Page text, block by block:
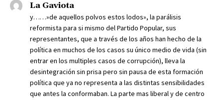
La Gaviota
y……»de aquellos polvos estos lodos», la parálisis
reformista para si mismo del Partido Popular, sus
representantes, que a través de los años han hecho de la
política en muchos de los casos su único medio de vida (sin
entrar en los multiples casos de corrupción), lleva la
desintegración sin prisa pero sin pausa de esta formación
política que ya no representa a las distintas sensibilidades
que antes la conformaban. La parte mas liberal y de centro